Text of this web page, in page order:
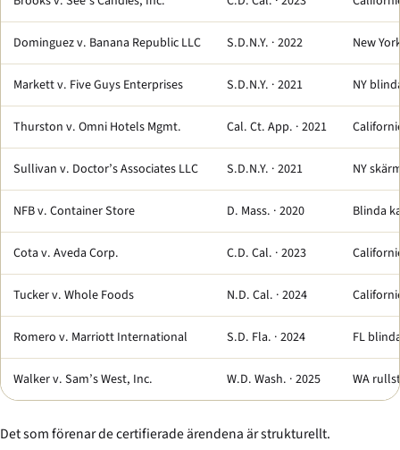
Dominguez v. Banana Republic LLC S.D.N.Y. · 2022 New
Markett v. Five Guys Enterprises S.D.N.Y. · 2021 NY
Thurston v. Omni Hotels Mgmt. Cal. Ct. App. · 2021
Sullivan v. Doctor’s Associates LLC S.D.N.Y. · 2021 NY
NFB v. Container Store D. Mass. · 2020 Blinda
Cota v. Aveda Corp. C.D. Cal. · 2023
Tucker v. Whole Foods N.D. Cal. · 2024
Romero v. Marriott International S.D. Fla. · 2024 FL
Walker v. Sam’s West, Inc. W.D. Wash. · 2025 WA
Det som förenar de certifierade ärendena är strukturellt.